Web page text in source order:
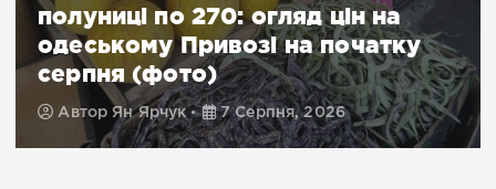
У Миколаєві затримали двох
агентів рф, які коригували удари
по місту
АвторХрабан Діана 7 Серпня, 2026